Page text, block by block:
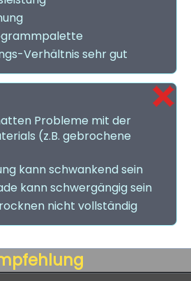
Verhältnis sehr gut
Probleme mit der
(z.B. gebrochene
kann schwankend sein
kann schwergängig sein
nicht vollständig